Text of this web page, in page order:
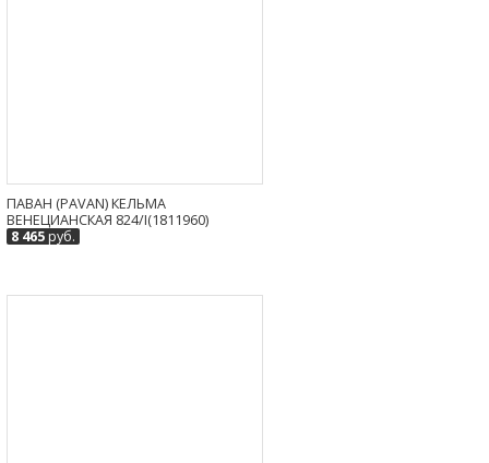
ПАВАН (PAVAN) КЕЛЬМА
ВЕНЕЦИАНСКАЯ 824/I(1811960)
8 465руб.